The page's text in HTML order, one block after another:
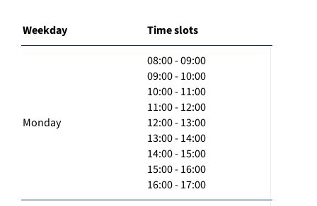
Weekday Time slots
Monday
08:00 - 09:00
09:00 - 10:00
10:00 - 11:00
11:00 - 12:00
12:00 - 13:00
13:00 - 14:00
14:00 - 15:00
15:00 - 16:00
16:00 - 17:00